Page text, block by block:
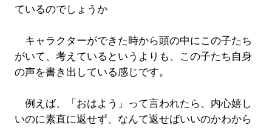
ているのでしょうか
キャラクターができた時から頭の中にこの子たち
がいて、考えているというよりも、この子たち自身
の声を書き出している感じです。
例えば、「おはよう」って言われたら、内心嬉し
いのに素直に返せず、なんて返せばいいのかわから